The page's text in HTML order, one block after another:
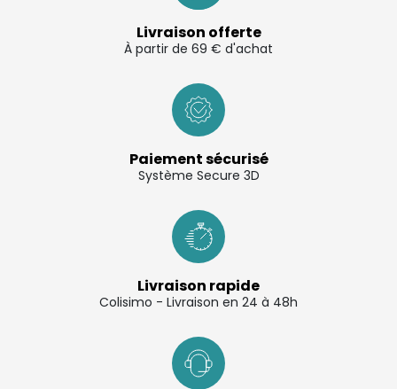
Livraison offerte
À partir de 69 € d'achat
Paiement sécurisé
Système Secure 3D
Livraison rapide
Colisimo - Livraison en 24 à 48h